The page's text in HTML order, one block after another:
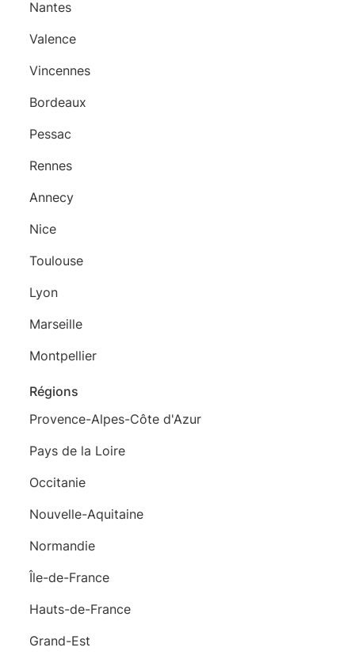
Nantes
Valence
Vincennes
Bordeaux
Pessac
Rennes
Annecy
Nice
Toulouse
Lyon
Marseille
Montpellier
Régions
Provence-Alpes-Côte d'Azur
Pays de la Loire
Occitanie
Nouvelle-Aquitaine
Normandie
Île-de-France
Hauts-de-France
Grand-Est